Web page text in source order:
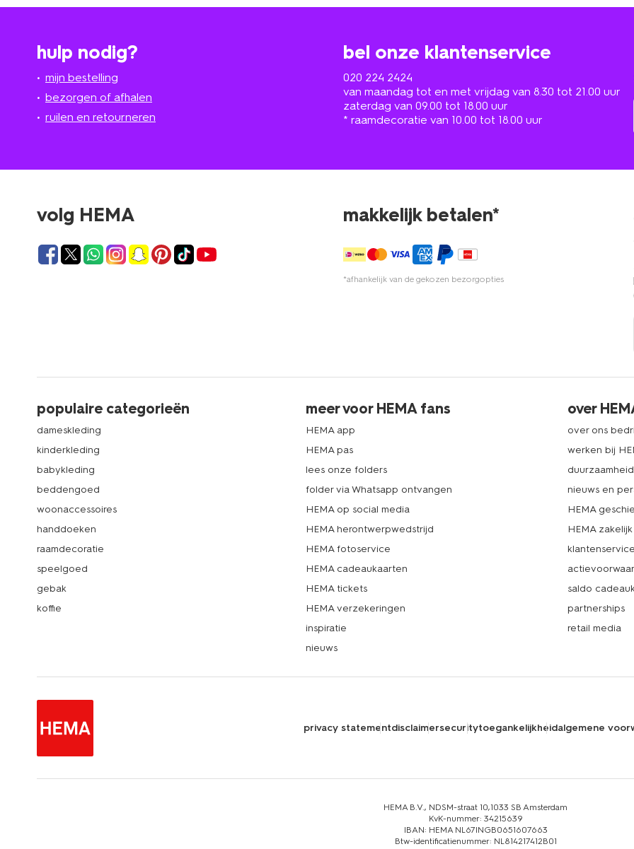
hulp nodig?
mijn bestelling
bezorgen of afhalen
ruilen en retourneren
bel onze klantenservice
020 224 2424
van maandag tot en met vrijdag van 8.30 tot 21.00 uur
zaterdag van 09.00 tot 18.00 uur
* raamdecoratie van 10.00 tot 18.00 uur
volg HEMA makkelijk betalen*
*afhankelijk van de gekozen bezorgopties
populaire categorieën
dameskleding
kinderkleding
babykleding
beddengoed
woonaccessoires
handdoeken
raamdecoratie
speelgoed
gebak
koffie
meer voor HEMA fans
HEMA app
HEMA pas
lees onze folders
folder via Whatsapp ontvangen
HEMA op social media
HEMA herontwerpwedstrijd
HEMA fotoservice
HEMA cadeaukaarten
HEMA tickets
HEMA verzekeringen
inspiratie
nieuws
over
over ons
werken bij
duurzaamheid
nieuws en
HEMA
HEMA zakelijk
klantenservice
saldo
partnerships
retail media
privacy statementdisclaimersecuritytoegankelijkheidalgemene
HEMA B.V., NDSM-straat 10,1033 SB Amsterdam
KvK-nummer: 34215639
IBAN: HEMA NL67INGB0651607663
Btw-identificatienummer: NL814217412B01